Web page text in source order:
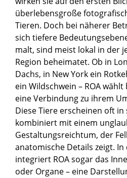
überlebensgroße
Tieren. Doch bei näherer
sich tiefere
malt, sind meist lokal in der
Region beheimatet. Ob in
Dachs, in New York ein
ein Wildschwein – ROA
eine Verbindung zu ihrem
Diese Tiere erscheinen oft in
kombiniert mit einem
Gestaltungsreichtum, der
anatomische Details zeigt.
integriert ROA sogar das
oder Organe – eine